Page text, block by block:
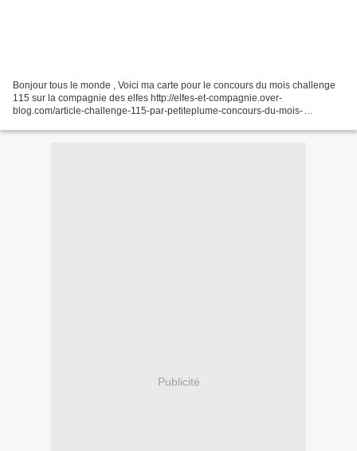
Bonjour tous le monde , Voici ma carte pour le concours du mois challenge
115 sur la compagnie des elfes http://elfes-et-compagnie.over-
blog.com/article-challenge-115-par-petiteplume-concours-du-mois-
Publicité